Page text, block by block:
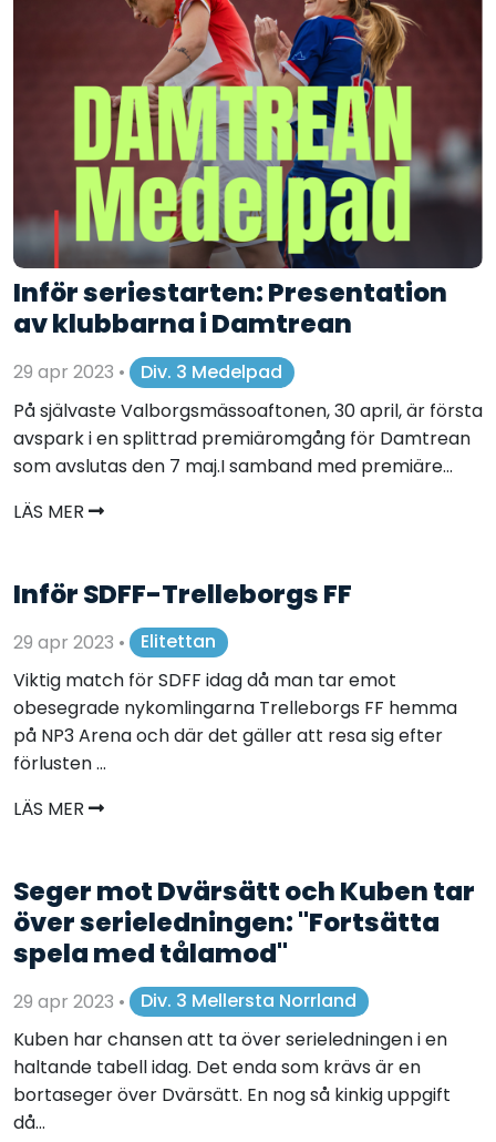
Inför seriestarten: Presentation
av klubbarna i Damtrean
29 apr 2023 •
Div. 3 Medelpad
På självaste Valborgsmässoaftonen, 30 april, är första
avspark i en splittrad premiäromgång för Damtrean
som avslutas den 7 maj.I samband med premiäre...
LÄS MER
Inför SDFF-Trelleborgs FF
29 apr 2023 •
Elitettan
Viktig match för SDFF idag då man tar emot
obesegrade nykomlingarna Trelleborgs FF hemma
på NP3 Arena och där det gäller att resa sig efter
förlusten ...
LÄS MER
Seger mot Dvärsätt och Kuben tar
över serieledningen: "Fortsätta
spela med tålamod"
29 apr 2023 •
Div. 3 Mellersta Norrland
Kuben har chansen att ta över serieledningen i en
haltande tabell idag. Det enda som krävs är en
bortaseger över Dvärsätt. En nog så kinkig uppgift
då...